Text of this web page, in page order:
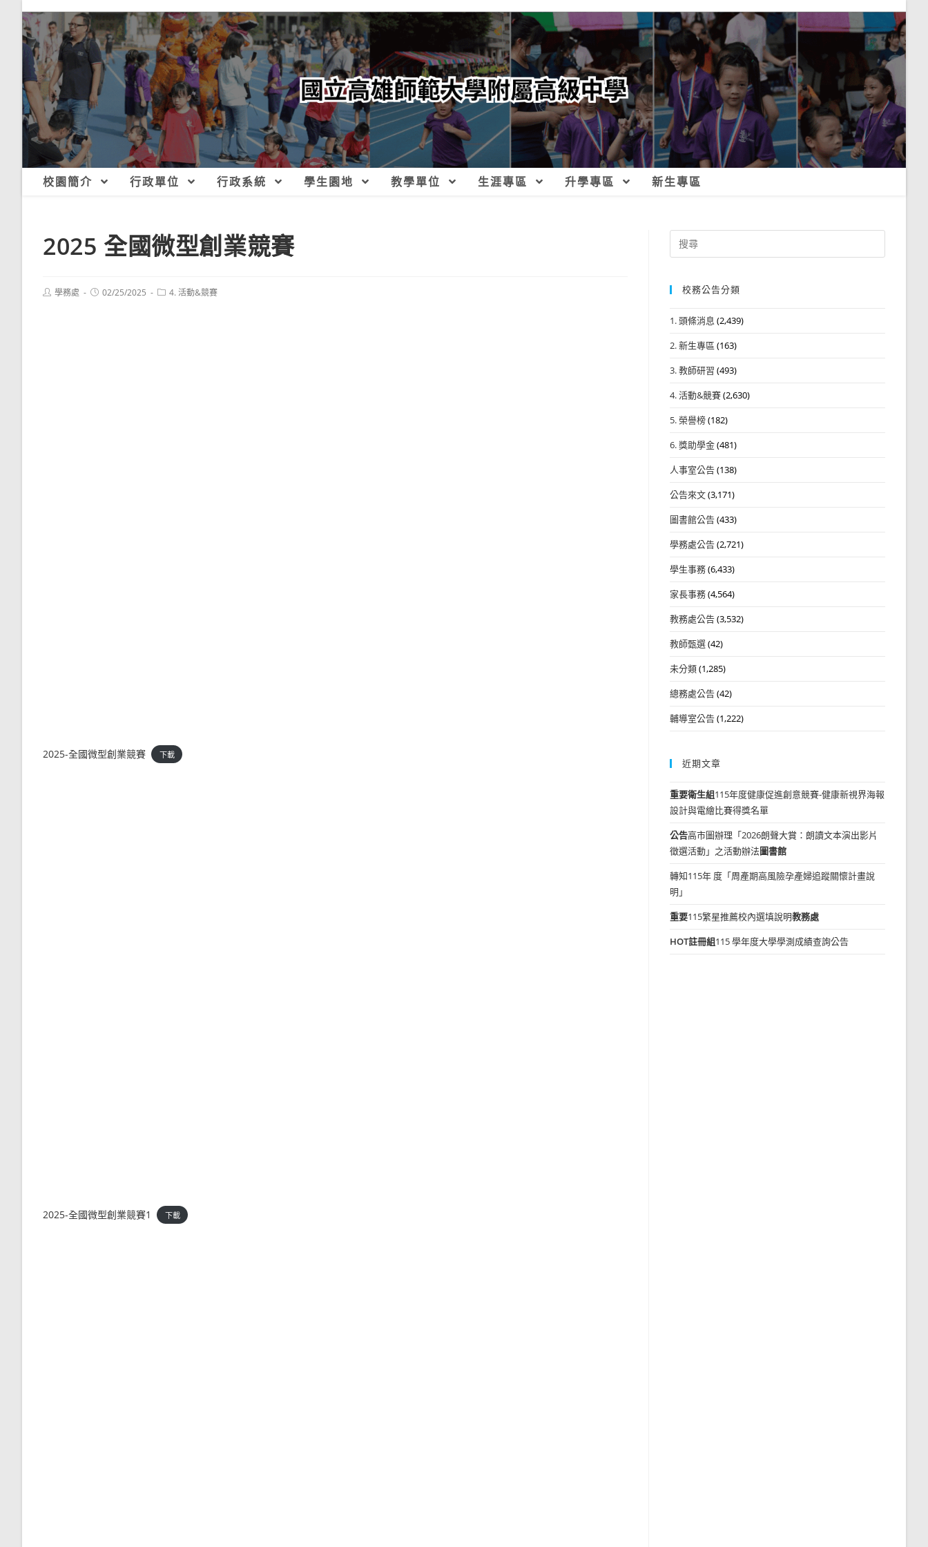
校園簡介 行政單位 行政系統 學生園地 教學單位 生涯專區 升學專區 新生專區
2025 全國微型創業競賽
Post學務處
Post02/25/2025
Post4. 活動&競賽
2025-全國微型創業競賽 下載
2025-全國微型創業競賽1 下載
Search
for:
校務公告分類
1. 頭條消息 (2,439)
2. 新生專區 (163)
3. 教師研習 (493)
4. 活動&競賽(2,630)
5. 榮譽榜(182)
6. 獎助學金(481)
人事室公告(138)
公告來文(3,171)
圖書館公告(433)
學務處公告(2,721)
學生事務(6,433)
家長事務(4,564)
教務處公告(3,532)
教師甄選(42)
未分類(1,285)
總務處公告(42)
輔導室公告(1,222)
近期文章
重要衛生組115年度健康促進創意競賽-健康新視界海報
設計與電繪比賽得獎名單
公告高市圖辦理「2026朗聲大賞：朗讀文本演出影片
徵選活動」之活動辦法圖書館
轉知115年 度「周產期高風險孕產婦追蹤關懷計畫說
明」
重要115繁星推薦校內選填說明教務處
HOT註冊組115 學年度大學學測成績查詢公告